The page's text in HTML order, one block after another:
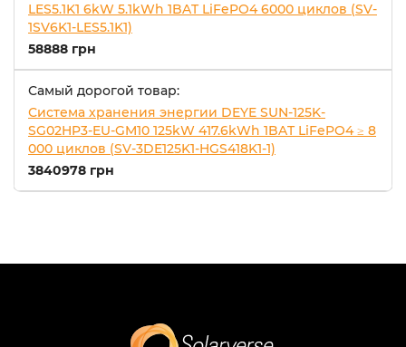
LES5.1K1 6kW 5.1kWh 1BAT LiFePO4 6000 циклов (SV-
1SV6K1-LES5.1K1)
58888 грн
Самый дорогой товар:
Система хранения энергии DEYE SUN-125K-
SG02HP3-EU-GM10 125kW 417.6kWh 1BAT LiFePO4 ≥ 8
000 циклов (SV-3DE125K1-HGS418K1-1)
3840978 грн